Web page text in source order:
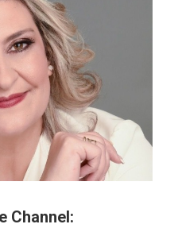
Channel: